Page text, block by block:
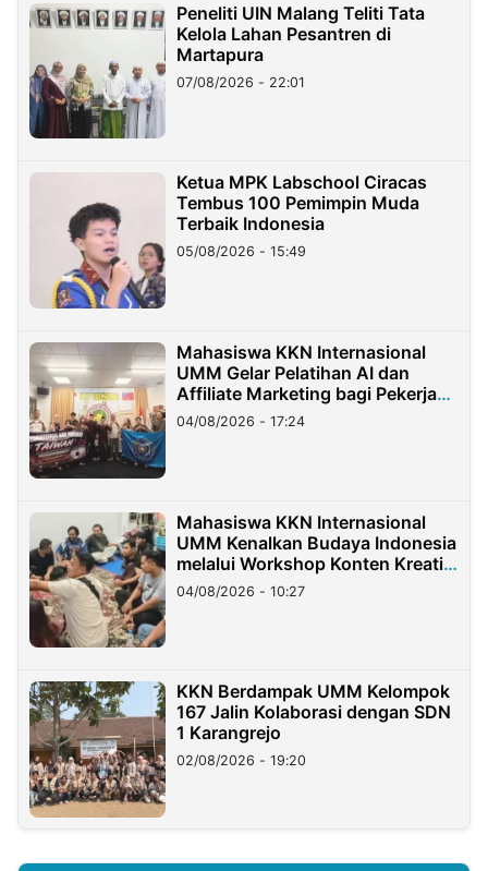
Peneliti UIN Malang Teliti Tata
Kelola Lahan Pesantren di
Martapura
07/08/2026 - 22:01
Ketua MPK Labschool Ciracas
Tembus 100 Pemimpin Muda
Terbaik Indonesia
05/08/2026 - 15:49
Mahasiswa KKN Internasional
UMM Gelar Pelatihan AI dan
Affiliate Marketing bagi Pekerja
Migran Indonesia di Taiwan
04/08/2026 - 17:24
Mahasiswa KKN Internasional
UMM Kenalkan Budaya Indonesia
melalui Workshop Konten Kreatif
di Taiwan
04/08/2026 - 10:27
KKN Berdampak UMM Kelompok
167 Jalin Kolaborasi dengan SDN
1 Karangrejo
02/08/2026 - 19:20